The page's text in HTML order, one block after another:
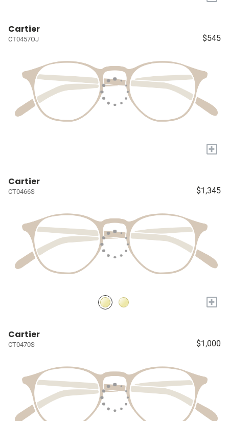
Cartier
CT0457OJ $545
+
Cartier
CT0466S $1,345
+
Cartier
CT0470S $1,000